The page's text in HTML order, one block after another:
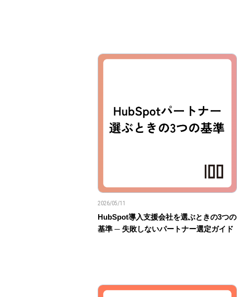
2026/05/11
HubSpot導入支援会社を選ぶときの3つの
基準 ─ 失敗しないパートナー選定ガイド